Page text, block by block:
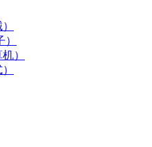
）